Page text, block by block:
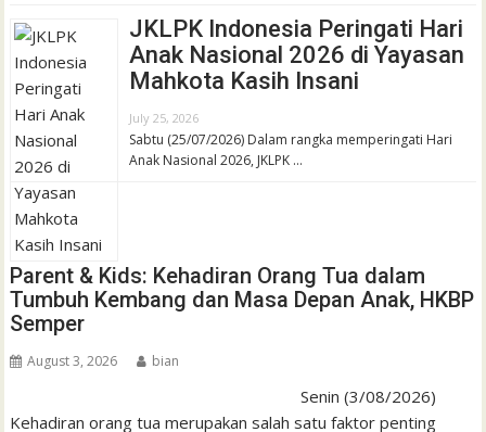
JKLPK Indonesia Peringati Hari
Anak Nasional 2026 di Yayasan
Mahkota Kasih Insani
July 25, 2026
Sabtu (25/07/2026) Dalam rangka memperingati Hari
Anak Nasional 2026, JKLPK …
Parent & Kids: Kehadiran Orang Tua dalam
Tumbuh Kembang dan Masa Depan Anak, HKBP
Semper
August 3, 2026 bian
Senin (3/08/2026)
Kehadiran orang tua merupakan salah satu faktor penting